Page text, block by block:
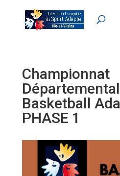
Championnat
Basketball
PHASE 1